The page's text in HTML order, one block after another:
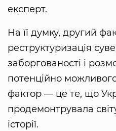
експерт.
На її думку, другий
реструктуризація
заборгованості і
потенційно
фактор — це те, що
продемонтрувала
історії.